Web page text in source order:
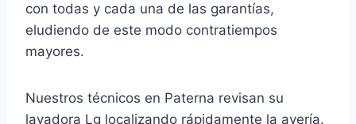
con todas y cada una de las garantías,
eludiendo de este modo contratiempos
mayores.
Nuestros técnicos en Paterna revisan su
lavadora Lg localizando rápidamente la avería.